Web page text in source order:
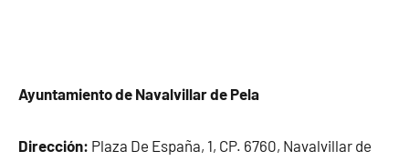
Ayuntamiento de Navalvillar de Pela
Dirección: Plaza De España, 1, CP. 6760, Navalvillar de